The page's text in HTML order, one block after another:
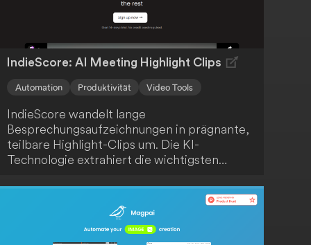
IndieScore: AI Meeting Highlight Clips
Automation Produktivität Video Tools
IndieScore wandelt lange
Besprechungsaufzeichnungen in prägnante,
teilbare Highlight-Clips um. Die KI-
Technologie extrahiert die wichtigsten
Team oder deine Kunden nur mit den
relevantesten Informationen versorgt
werden. Profitiere von einer effizienten und
ansprechenden Kommunikation.